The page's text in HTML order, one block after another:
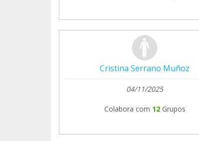
Cristina Serrano Muñoz
04/11/2025
Colabora com 12 Grupos